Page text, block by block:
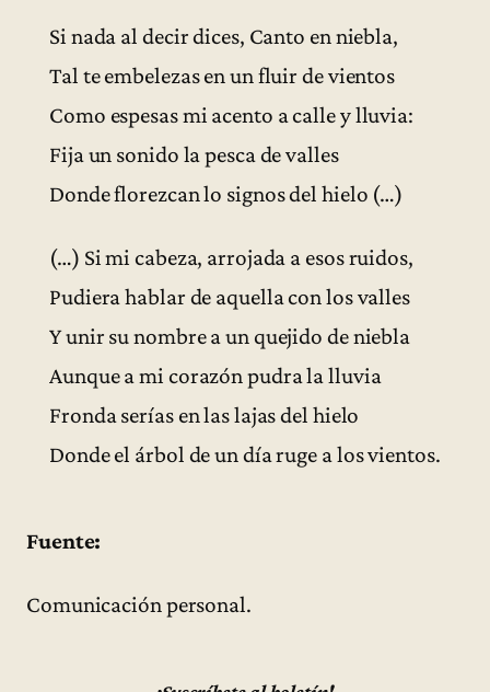
Si nada al decir dices, Canto en niebla,
Tal te embelezas en un fluir de vientos
Como espesas mi acento a calle y lluvia:
Fija un sonido la pesca de valles
Donde florezcan lo signos del hielo (…)
(…) Si mi cabeza, arrojada a esos ruidos,
Pudiera hablar de aquella con los valles
Y unir su nombre a un quejido de niebla
Aunque a mi corazón pudra la lluvia
Fronda serías en las lajas del hielo
Donde el árbol de un día ruge a los vientos.
Fuente:
Comunicación personal.